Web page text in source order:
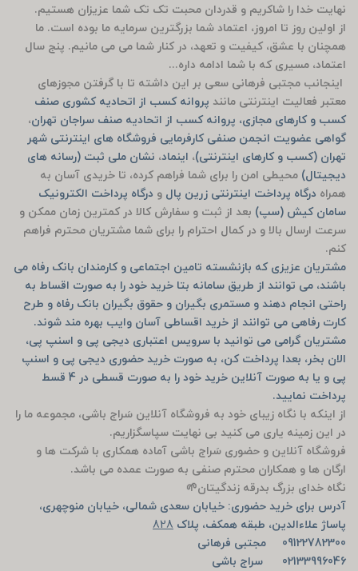
نهایت خدا را شاکریم و قدردان محبت تک تک شما عزیزان هستیم.
از اولین روز تا امروز، اعتماد شما بزرگترین سرمایه ما بوده است. ما
همچنان با عشق، کیفیت و تعهد، در کنار شما می می مانیم. پنج سال
اعتماد، مسیری که با شما ادامه داره...
اینجانب مجتبی فرهانی سعی بر این داشته تا با گرفتن مجوزهای
معتبر فعالیت اینترنتی مانند پروانه کسب از اتحادیه کشوری صنف
کسب و کارهای مجازی، پروانه کسب از اتحادیه صنف سراجان تهران،
گواهی عضویت انجمن صنفی کارفرمایی فروشگاه های اینترنتی شهر
تهران (کسب و کارهای اینترنتی)، اینماد، نشان ملی ثبت (رسانه های
دیجیتال) محیطی امن را برای شما فراهم کرده، تا خریدی آسان به
همراه درگاه پرداخت اینترنتی زرین پال و درگاه پرداخت الکترونیک
سامان کیش (سپ) بعد از ثبت و سفارش کالا در کمترین زمان ممکن و
سرعت ارسال بالا و در کمال احترام را برای شما مشتریان محترم فراهم
کنم.
مشتریان عزیزی که بازنشسته تامین اجتماعی و کارمندان بانک رفاه می
باشند، می توانند از طریق سامانه بتا خرید خود را به صورت اقساط به
راحتی انجام دهند و مستمری بگیران و حقوق بگیران بانک رفاه و طرح
کارت رفاهی می توانند از خرید اقساطی آسان وایب بهره مند شوند.
مشتریان گرامی می توانید با سرویس اعتباری دیجی پی و اسنپ پی،
الان بخر، بعدا پرداخت کن، به صورت خرید حضوری دیجی پی و اسنپ
پی و یا به صورت آنلاین خرید خود را به صورت قسطی در 4 قسط
پرداخت نمایید.
از اینکه با نگاه زیبای خود به فروشگاه آنلاین سَراج باشی، مجموعه ما را
در این زمینه یاری می کنید بی نهایت سپاسگزاریم.
فروشگاه آنلاین و حضوری سَراج باشی آماده همکاری با شرکت ها و
ارگان ها و همکاران محترم صنفی به صورت عمده می باشد.
نگاه خدای بزرگ بدرقه زندگیتان🌱
آدرس برای خرید حضوری: خیابان سعدی شمالی، خیابان منوچهری،
پاساژ علاءالدین، طبقه همکف، پلاک 828
09122782300 مجتبی فرهانی
02133996046 سراج باشی